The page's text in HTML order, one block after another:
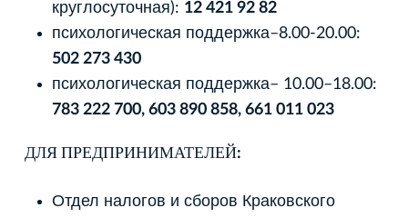
круглосуточная): 12 421 92 82
психологическая поддержка–8.00-20.00:
502 273 430
психологическая поддержка– 10.00–18.00:
783 222 700, 603 890 858, 661 011 023
ДЛЯ ПРЕДПРИНИМАТЕЛЕЙ:
Отдел налогов и сборов Краковского